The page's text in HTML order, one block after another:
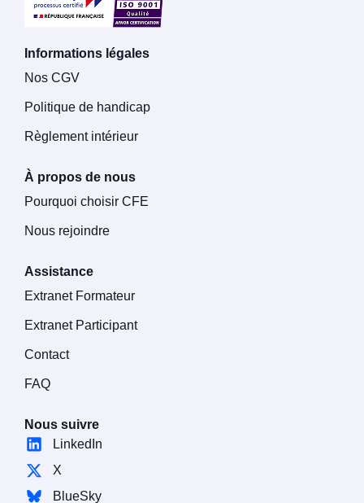
Informations légales
Nos CGV
Politique de handicap
Règlement intérieur
À propos de nous
Pourquoi choisir CFE
Nous rejoindre
Assistance
Extranet Formateur
Extranet Participant
Contact
FAQ
Nous suivre
LinkedIn
X
BlueSky